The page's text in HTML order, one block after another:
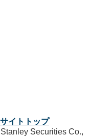
イトトップ